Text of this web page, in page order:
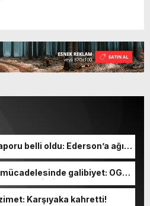
belli oldu: Ederson’a ağır
galibiyet: OGM
92 devirdi
Karşıyaka kahretti!